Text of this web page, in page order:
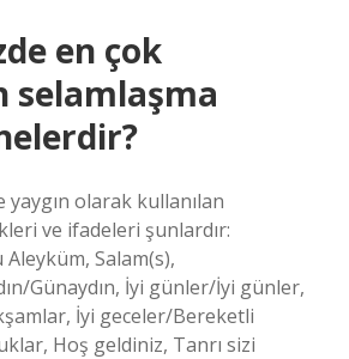
en çok
selamlaşma
yaygın olarak kullanılan
ve ifadeleri şunlardır:
Salam(s),
Günaydın, İyi günler/İyi günler,
İyi geceler/Bereketli
Hoş geldiniz, Tanrı sizi